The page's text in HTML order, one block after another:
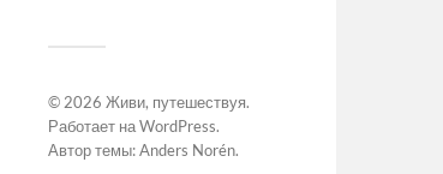
© 2026 Живи, путешествуя.
Работает наWordPress.
Автор темы:Anders Norén.